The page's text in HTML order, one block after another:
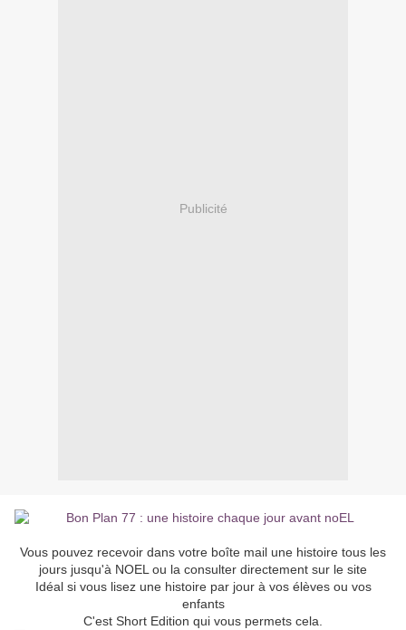
Publicité
Vous pouvez recevoir dans votre boîte mail une histoire tous les
jours jusqu'à NOEL ou la consulter directement sur le site
Idéal si vous lisez une histoire par jour à vos élèves ou vos
enfants
C'est Short Edition qui vous permets cela.